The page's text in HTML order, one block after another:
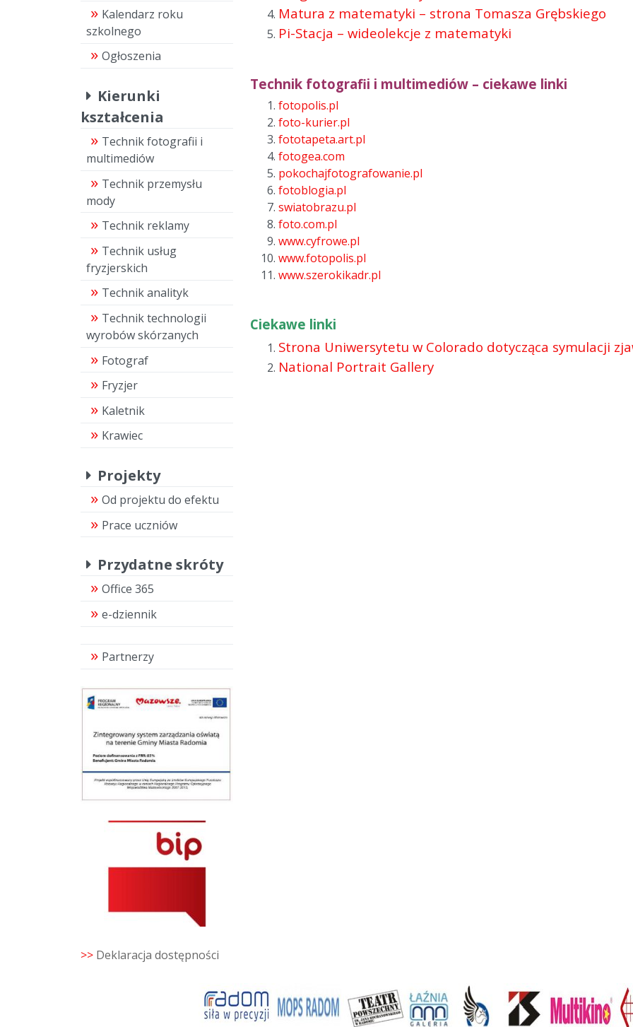
Kalendarz roku
szkolnego
Ogłoszenia
Kierunki
kształcenia
Technik fotografii i
multimediów
Technik przemysłu
mody
Technik reklamy
Technik usług
fryzjerskich
Technik analityk
Technik technologii
wyrobów skórzanych
Fotograf
Fryzjer
Kaletnik
Krawiec
Projekty
Od projektu do efektu
Prace uczniów
Przydatne skróty
Office 365
e-dziennik
Partnerzy
>> Deklaracja dostępności
Matura z matematyki – strona Tomasza Grębskiego
Pi-Stacja – wideolekcje z matematyki
Technik fotografii i multimediów – ciekawe linki
fotopolis.pl
foto-kurier.pl
fototapeta.art.pl
fotogea.com
pokochajfotografowanie.pl
fotoblogia.pl
swiatobrazu.pl
foto.com.pl
www.cyfrowe.pl
www.fotopolis.pl
www.szerokikadr.pl
Ciekawe linki
Strona Uniwersytetu w Colorado dotycząca symulacji
National Portrait Gallery